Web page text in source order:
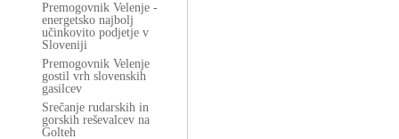
Premogovnik Velenje -
energetsko najbolj
učinkovito podjetje v
Sloveniji
Premogovnik Velenje
gostil vrh slovenskih
gasilcev
Srečanje rudarskih in
gorskih reševalcev na
Golteh